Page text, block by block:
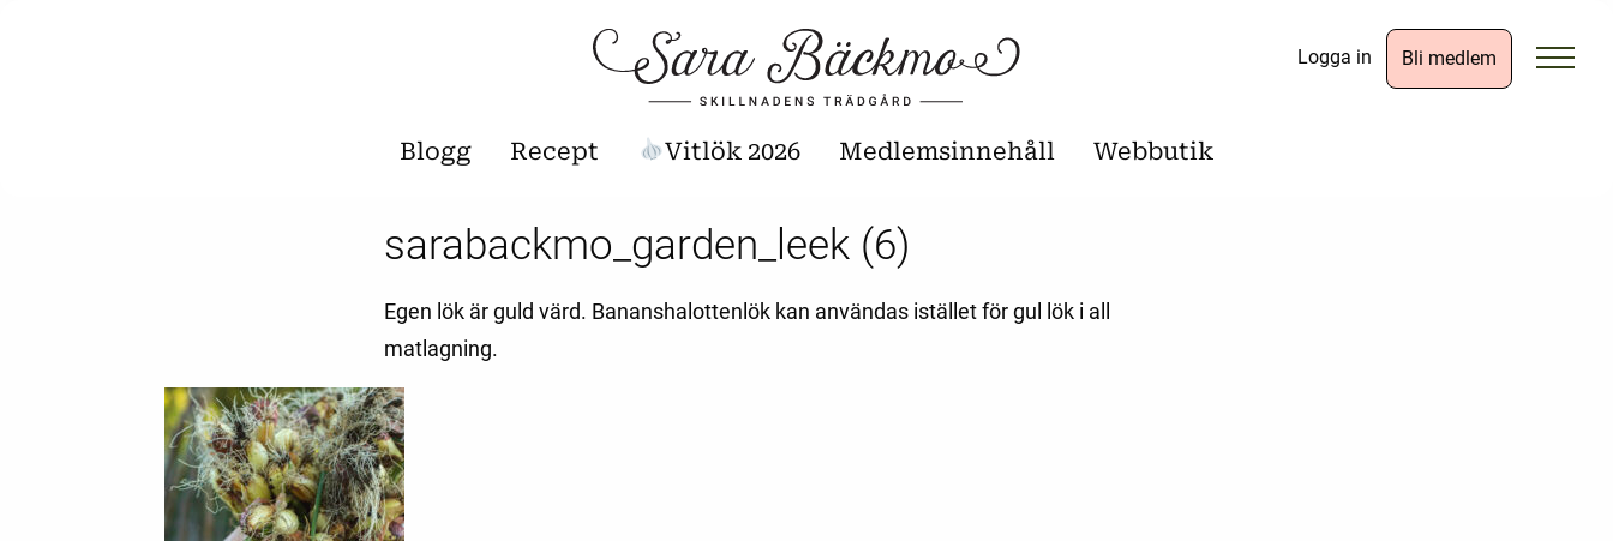
Logga in Bli medlem
Blogg Recept Vitlök 2026 Medlemsinnehåll Webbutik
sarabackmo_garden_leek (6)
Egen lök är guld värd. Bananshalottenlök kan användas istället för gul lök i all
matlagning.